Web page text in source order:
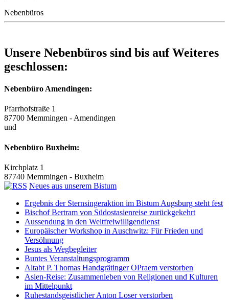
Nebenbüros
Unsere Nebenbüros sind bis auf Weiteres
geschlossen:
Nebenbüro Amendingen:
Pfarrhofstraße 1
87700 Memmingen - Amendingen
und
Nebenbüro Buxheim:
Kirchplatz 1
87740 Memmingen - Buxheim
Neues aus unserem Bistum
Ergebnis der Sternsingeraktion im Bistum Augsburg steht fest
Bischof Bertram von Südostasienreise zurückgekehrt
Aussendung in den Weltfreiwilligendienst
Europäischer Workshop in Auschwitz: Für Frieden und
Versöhnung
Jesus als Wegbegleiter
Buntes Veranstaltungsprogramm
Altabt P. Thomas Handgrätinger OPraem verstorben
Asien-Reise: Zusammenleben von Religionen und Kulturen
im Mittelpunkt
Ruhestandsgeistlicher Anton Loser verstorben